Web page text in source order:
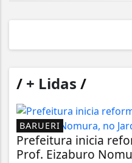
/ + Lidas /
BARUERI
Prefeitura inicia
Prof. Eizaburo